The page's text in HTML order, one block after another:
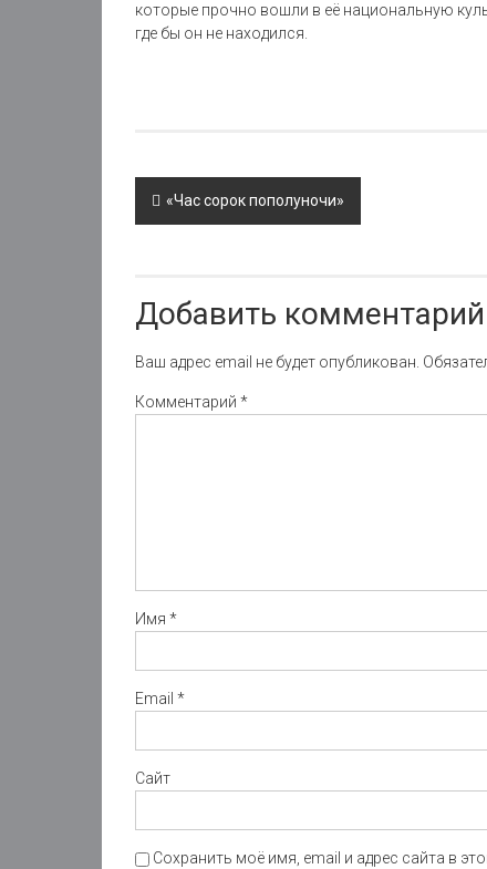
которые прочно вошли в её национальную
где бы он не находился.
Post
navigation
«Час сорок пополуночи»
Добавить комментарий
Ваш адрес email не будет опубликован.
Комментарий *
Имя *
Email *
Сайт
Сохранить моё имя, email и адрес сайта в